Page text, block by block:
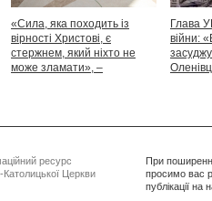
«Сила, яка походить із
вірності Христові, є
стержнем, який ніхто не
може зламати», –
Глава
війни:
ресурс
Католицької Церкви
При
просимо вас
публікації на